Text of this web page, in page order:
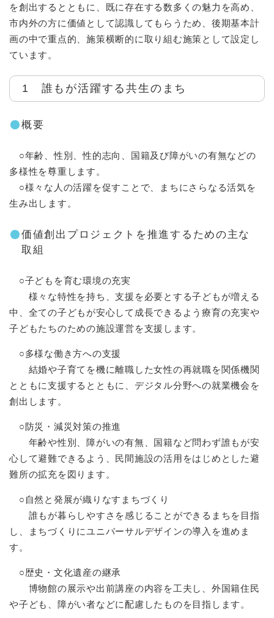
を創出するとともに、既に存在する数多くの魅力を高め、
市内外の方に価値として認識してもらうため、後期基本計
画の中で重点的、施策横断的に取り組む施策として設定し
ています。
1 誰もが活躍する共生のまち
概要
○年齢、性別、性的志向、国籍及び障がいの有無などの
多様性を尊重します。
○様々な人の活躍を促すことで、まちにさらなる活気を
生み出します。
価値創出プロジェクトを推進するための主な
取組
○子どもを育む環境の充実
様々な特性を持ち、支援を必要とする子どもが増える
中、全ての子どもが安心して成長できるよう療育の充実や
子どもたちのための施設運営を支援します。
○多様な働き方への支援
結婚や子育てを機に離職した女性の再就職を関係機関
とともに支援するとともに、デジタル分野への就業機会を
創出します。
○防災・減災対策の推進
年齢や性別、障がいの有無、国籍など問わず誰もが安
心して避難できるよう、民間施設の活用をはじめとした避
難所の拡充を図ります。
○自然と発展が織りなすまちづくり
誰もが暮らしやすさを感じることができるまちを目指
し、まちづくりにユニバーサルデザインの導入を進めま
す。
○歴史・文化遺産の継承
博物館の展示や出前講座の内容を工夫し、外国籍住民
や子ども、障がい者などに配慮したものを目指します。